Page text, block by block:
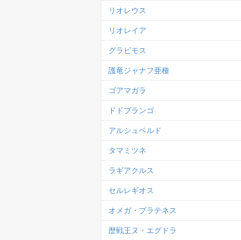
リオレウス
リオレイア
グラビモス
護竜ジャナフ亜種
ゴアマガラ
ドドブランゴ
アルシュベルド
タマミツネ
ラギアクルス
セルレギオス
オメガ・プラテネス
歴戦王ヌ・エグドラ